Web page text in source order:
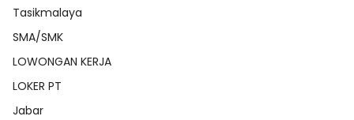
Tasikmalaya
SMA/SMK
LOWONGAN KERJA
LOKER PT
Jabar